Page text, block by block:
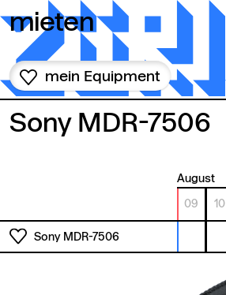
mieten
mein Equipment
Sony MDR-7506
August
09 10
Sony MDR-7506